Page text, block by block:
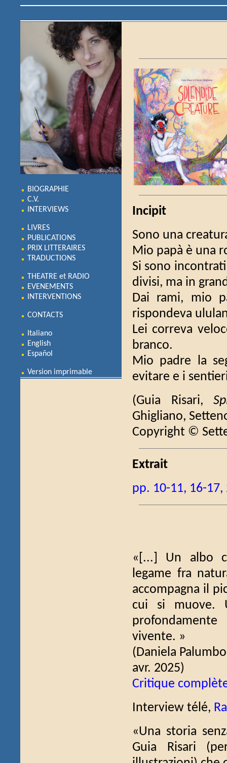
BIOGRAPHIE
C.V.
INTERVIEWS
LIVRES
PUBLICATIONS
PRIX LITTERAIRES
TRADUCTIONS
THEATRE et RADIO
EVENEMENTS
INTERVENTIONS
CONTACTS
Italiano
English
Español
Version imprimable
Incipit
Sono una
Mio papà è una
Si sono
divisi, ma in
Dai rami, mio
rispondeva
Lei correva
branco.
Mio padre la
evitare e i
(Guia Risari,
Ghigliano,
Copyright ©
Extrait
pp. 10-11, 16-17,
«[...] Un albo
legame fra
accompagna il
cui si muove.
vivente. »
(Daniela
avr. 2025)
Critique
Interview télé,
«Una storia
Guia Risari